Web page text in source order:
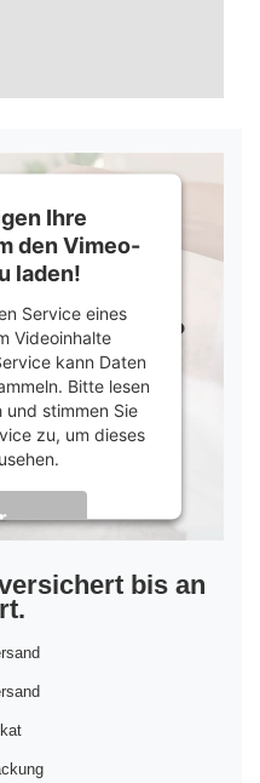
Ihre
den Vimeo-
laden!
Service eines
Videoinhalte
kann Daten
Bitte lesen
und stimmen Sie
zu, um dieses
Consent
&Trusted Shops
bis an